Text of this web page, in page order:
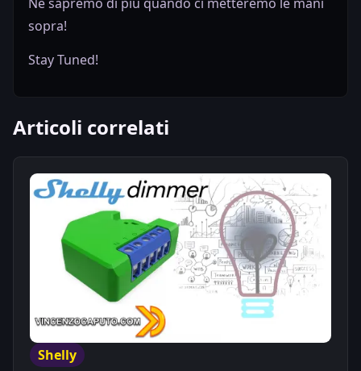
sopra!
Stay Tuned!
Articoli correlati
Shelly